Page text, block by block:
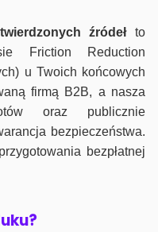
źródełto
Friction Reduction
u Twoich końcowych
firmą B2B, a nasza
oraz publicznie
bezpieczeństwa.
bezpłatnej